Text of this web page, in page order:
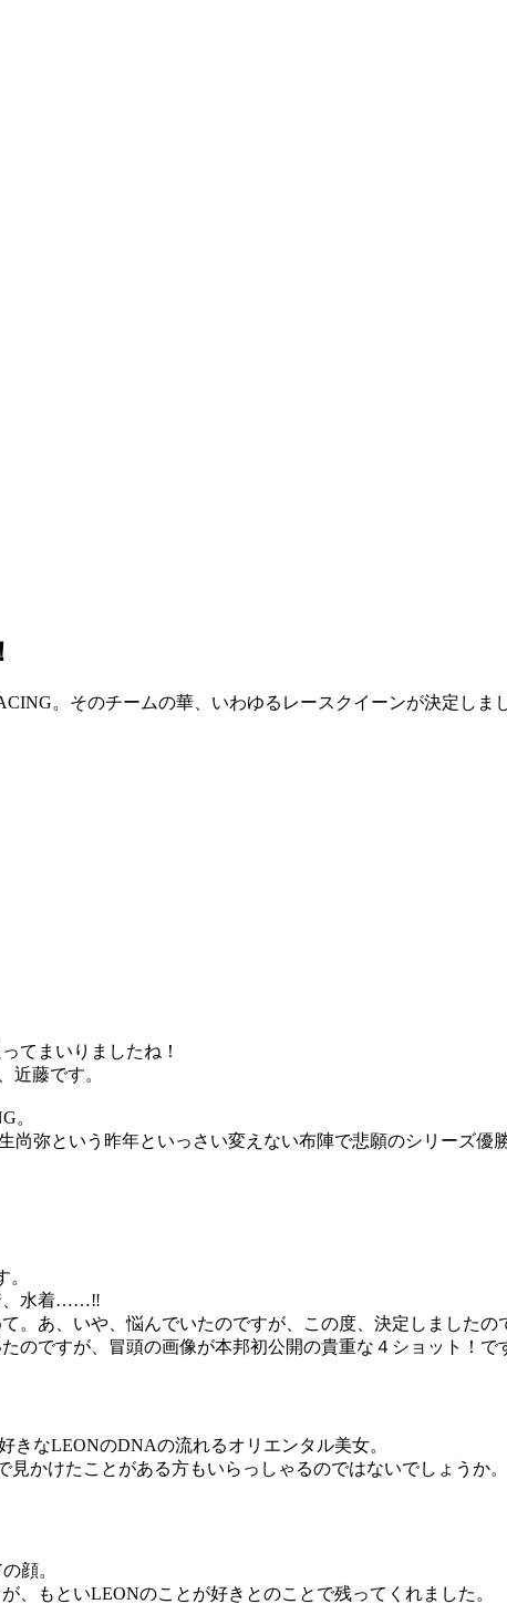
。そのチームの華、いわゆるレースクイーンが決定し
てまいりましたね！
近藤です。
。
尚弥という昨年といっさい変えない布陣で悲願のシリーズ優
、水着……‼
。あ、いや、悩んでいたのですが、この度、決定しました
のですが、冒頭の画像が本邦初公開の貴重な４ショット！で
きなLEONのDNAの流れるオリエンタル美女。
かけたことがある方もいらっしゃるのではないでしょうか。
顔。
、もといLEONのことが好きとのことで残ってくれました。